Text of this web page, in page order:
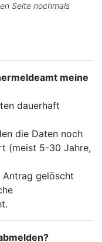
Seite nochmals
meine
dauerhaft
die Daten noch
(meist 5-30 Jahre,
Antrag gelöscht